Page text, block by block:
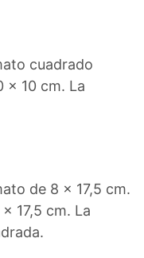
cuadrado
x 10 cm. La
de 8 x 17,5 cm.
17,5 cm. La